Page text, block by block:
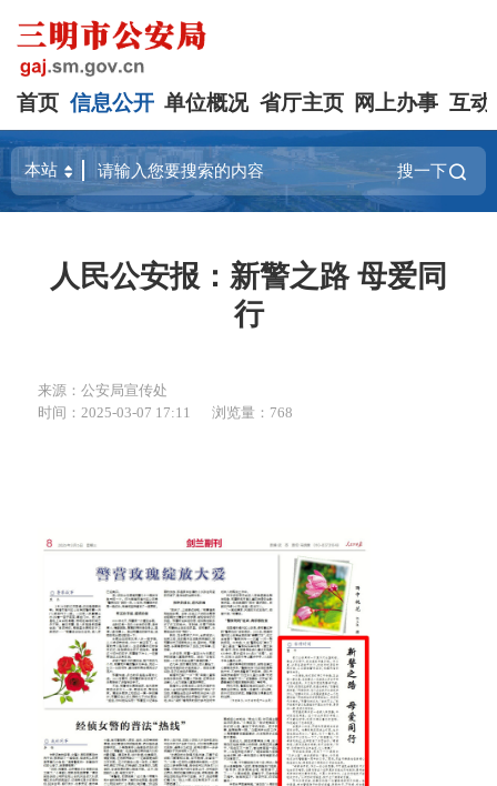
首页 信息公开 单位概况 省厅主页 网上办事 互动
搜一下
人民公安报：新警之路 母爱同
行
来源：公安局宣传处
时间：2025-03-07 17:11
浏览量：768